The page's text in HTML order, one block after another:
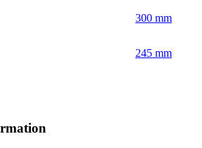
300 mm
245 mm